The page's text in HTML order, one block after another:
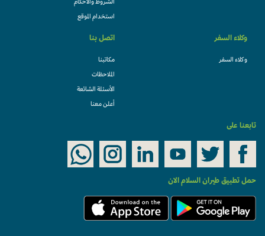
الشروط والأحكام
استخدام الموقع
وكلاء السفر
وكلاء السفر
اتصل بنا
مكاتبنا
الملاحظات
الأسئلة الشائعة
أعلن معنا
تابعنا على
حمل تطبيق طيران السلام الان